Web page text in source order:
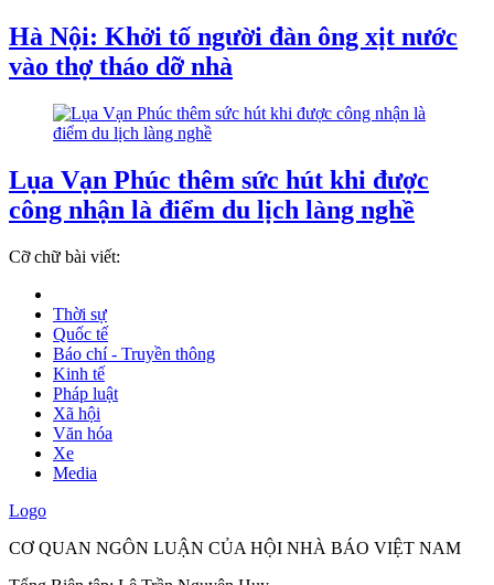
Hà Nội: Khởi tố người đàn ông xịt nước
vào thợ tháo dỡ nhà
Lụa Vạn Phúc thêm sức hút khi được
công nhận là điểm du lịch làng nghề
Cỡ chữ bài viết:
Thời sự
Quốc tế
Báo chí - Truyền thông
Kinh tế
Pháp luật
Xã hội
Văn hóa
Xe
Media
Logo
CƠ QUAN NGÔN LUẬN CỦA HỘI NHÀ BÁO VIỆT NAM